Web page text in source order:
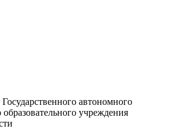
автономного
учреждения